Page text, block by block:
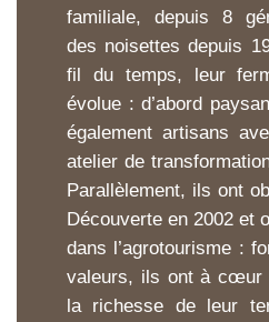
familiale, depuis 8
des noisettes depuis
fil du temps, leur
évolue : d’abord
également artisans
atelier de
Parallèlement, ils ont
Découverte en 2002 et
dans l’agrotourisme :
valeurs, ils ont à cœur
la richesse de leur